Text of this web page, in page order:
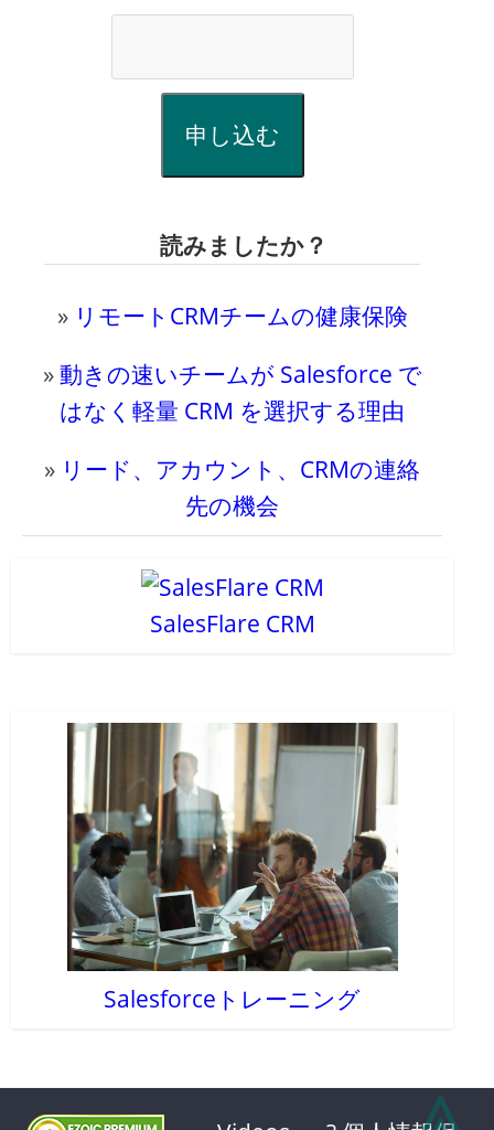
申し込む
読みましたか？
» リモートCRMチームの健康保険
»動きの速いチームが Salesforce で
はなく軽量 CRM を選択する理由
» リード、アカウント、CRMの連絡
先の機会
SalesFlare CRM
Salesforceトレーニング